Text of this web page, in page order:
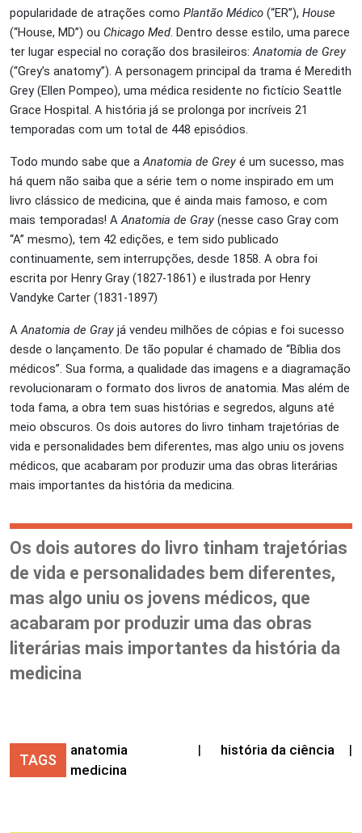
popularidade de atrações como Plantão Médico (“ER”), House
(“House, MD”) ou Chicago Med. Dentro desse estilo, uma parece
ter lugar especial no coração dos brasileiros:Anatomia de Grey
(“Grey’s anatomy”). A personagem principal da trama é Meredith
Grey (Ellen Pompeo), uma médica residente no fictício Seattle
Grace Hospital. A história já se prolonga por incríveis 21
temporadas com um total de 448 episódios.
Todo mundo sabe que aAnatomia de Grey é um sucesso, mas
há quem não saiba que a série tem o nome inspirado em um
livro clássico de medicina, que é ainda mais famoso, e com
mais temporadas! AAnatomia de Gray (nesse caso Gray com
“A” mesmo), tem 42 edições, e tem sido publicado
continuamente, sem interrupções, desde 1858. A obra foi
escrita por Henry Gray (1827-1861) e ilustrada por Henry
Vandyke Carter (1831-1897)
AAnatomia de Gray já vendeu milhões de cópias e foi sucesso
desde o lançamento. De tão popular é chamado de “Bíblia dos
médicos”. Sua forma, a qualidade das imagens e a diagramação
revolucionaram o formato dos livros de anatomia. Mas além de
toda fama, a obra tem suas histórias e segredos, alguns até
meio obscuros. Os dois autores do livro tinham trajetórias de
vida e personalidades bem diferentes, mas algo uniu os jovens
médicos, que acabaram por produzir uma das obras literárias
mais importantes da história da medicina.
Os dois autores do livro tinham trajetórias
de vida e personalidades bem diferentes,
mas algo uniu os jovens médicos, que
acabaram por produzir uma das obras
literárias mais importantes da história da
medicina
TAGS
anatomia | história da ciência
|
medicina